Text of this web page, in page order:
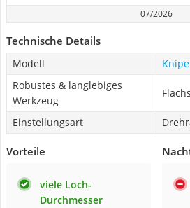
07/2026
Technische Details
Modell
Robustes & langlebiges
Werkzeug
Einstellungsart
Vorteile
viele Loch-
Durchmesser